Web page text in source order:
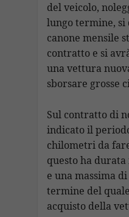
del veicolo,
lungo termine, si
canone mensile
contratto e si
una vettura
sborsare grosse
Sul contratto di
indicato il
chilometri da
questo ha
e una massima
termine del
acquisto della